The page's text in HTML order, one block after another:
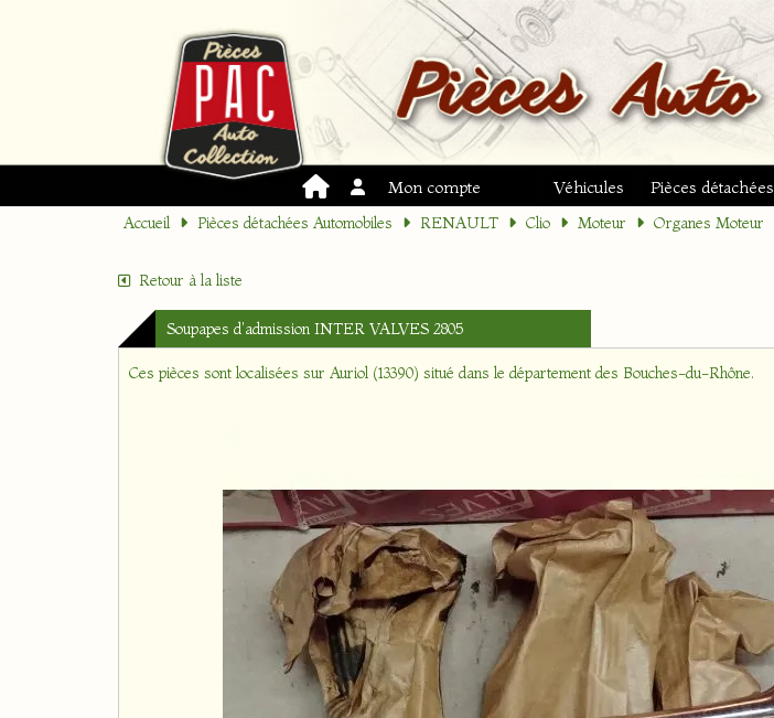
Mon compte Véhicules Pièces détachées
Accueil Pièces détachées Automobiles RENAULT Clio Moteur Organes Moteur
Retour à la liste
Soupapes d'admission INTER VALVES 2805
Ces pièces sont localisées sur Auriol (13390) situé dans le département des Bouches-du-Rhône.